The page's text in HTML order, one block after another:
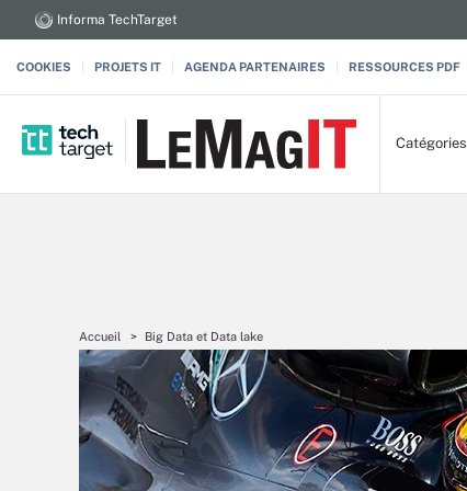
Informa TechTarget
COOKIES PROJETS IT AGENDA PARTENAIRES RESSOURCES PDF
Catégories
Accueil Big Data et Data lake